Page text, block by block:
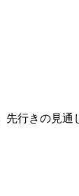
行きの見通